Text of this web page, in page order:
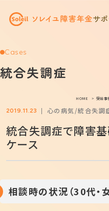
Cases
統合失調症
HOME 受給事
2019.11.23 心の病気 統合失調
統合失調症で障害
ケース
相談時の状況（30代・